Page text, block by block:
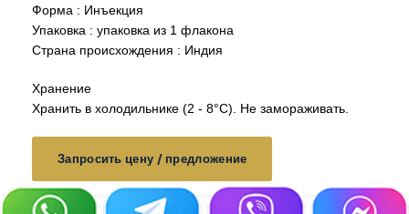
Форма : Инъекция
Упаковка : упаковка из 1 флакона
Страна происхождения : Индия
Хранение
Хранить в холодильнике (2 - 8°C). Не замораживать.
Запросить цену / предложение